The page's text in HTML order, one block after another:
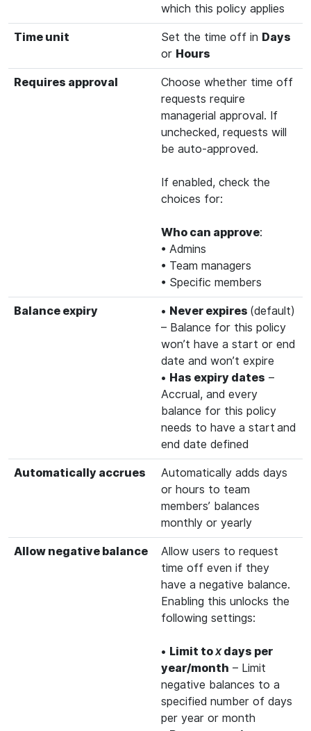
which this policy applies
Time unit Set the time off in Days
or Hours
Requires approval
Choose whether time off
requests require
managerial approval. If
unchecked, requests will
be auto-approved.
If enabled, check the
choices for:
Who can approve:
• Admins
• Team managers
• Specific members
Balance expiry • Never expires (default)
– Balance for this policy
won’t have a start or end
date and won’t expire
• Has expiry dates –
Accrual, and every
balance for this policy
needs to have a start and
end date defined
Automatically accrues
Automatically adds days
or hours to team
members’ balances
monthly or yearly
Allow negative balance
Allow users to request
time off even if they
have a negative balance.
Enabling this unlocks the
following settings:
• Limit toxdays per
year/month – Limit
negative balances to a
specified number of days
per year or month